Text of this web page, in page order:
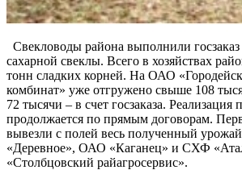
Свекловоды района выполнили
сахарной свеклы. Всего в хозяйствах
тонн сладких корней. На ОАО
комбинат» уже отгружено свыше 108
72 тысячи – в счет госзаказа. Реализация
продолжается по прямым договорам.
вывезли с полей весь полученный
«Деревное», ОАО «Каганец» и СХФ
«Столбцовский райагросервис».